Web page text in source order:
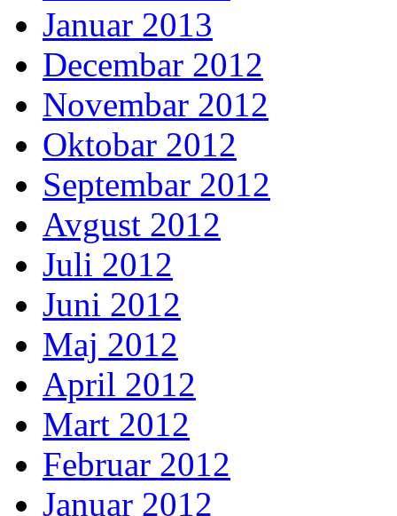
Januar 2013
Decembar 2012
Novembar 2012
Oktobar 2012
Septembar 2012
Avgust 2012
Juli 2012
Juni 2012
Maj 2012
April 2012
Mart 2012
Februar 2012
Januar 2012